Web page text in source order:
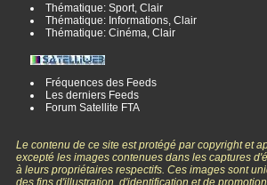
Thématique: Sport, Clair
Thématique: Informations, Clair
Thématique: Cinéma, Clair
Fréquences des Feeds
Les derniers Feeds
Forum Satellite FTA
Le contenu de ce site est protégé par copyright et
excepté les images contenues dans les captures
à leurs propriétaires respectifs. Ces images sont
des fins d'illustration, d'identification et de